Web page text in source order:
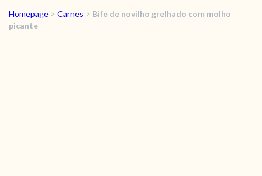
RECEITAS
Homepage > Carnes > Bife de novilho grelhado com molho
picante